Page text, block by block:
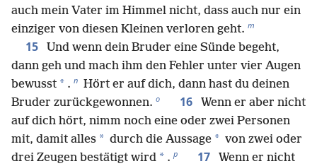
auch mein Vater im Himmel nicht, dass auch nur ein
einziger von diesen Kleinen verloren geht. m
15
Und wenn dein Bruder eine Sünde begeht,
dann geh und mach ihm den Fehler unter vier Augen
bewusst * . n Hört er auf dich, dann hast du deinen
Bruder zurückgewonnen. o 16
Wenn er aber nicht
auf dich hört, nimm noch eine oder zwei Personen
mit, damit alles * durch die Aussage * von zwei oder
drei Zeugen bestätigt wird * . p 17
Wenn er nicht